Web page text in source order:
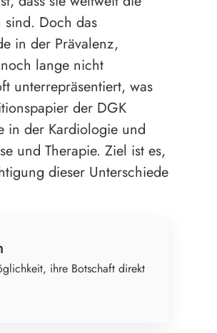
sind. Doch das
in der Prävalenz,
lange nicht
unterrepräsentiert, was
der DGK
in der Kardiologie und
und Therapie. Ziel ist es,
dieser Unterschiede
ihre Botschaft direkt